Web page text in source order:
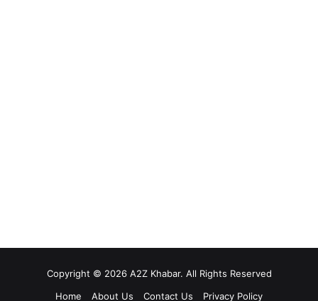
Copyright © 2026 A2Z Khabar. All Rights Reserved
Home
About Us Contact Us Privacy Policy